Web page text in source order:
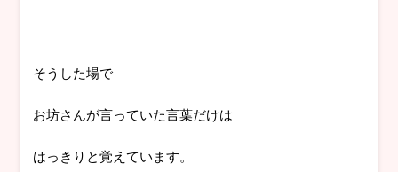
そうした場で
お坊さんが言っていた言葉だけは
はっきりと覚えています。